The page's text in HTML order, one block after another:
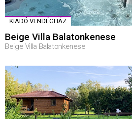
KIADÓ VENDÉGHÁZ
Beige Villa Balatonkenese
Beige Villa Balatonkenese